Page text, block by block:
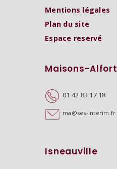
Mentions légales
Plan du site
Espace reservé
Maisons-Alfort
01 42 83 17 18
ma@ses-interim.fr
Isneauville